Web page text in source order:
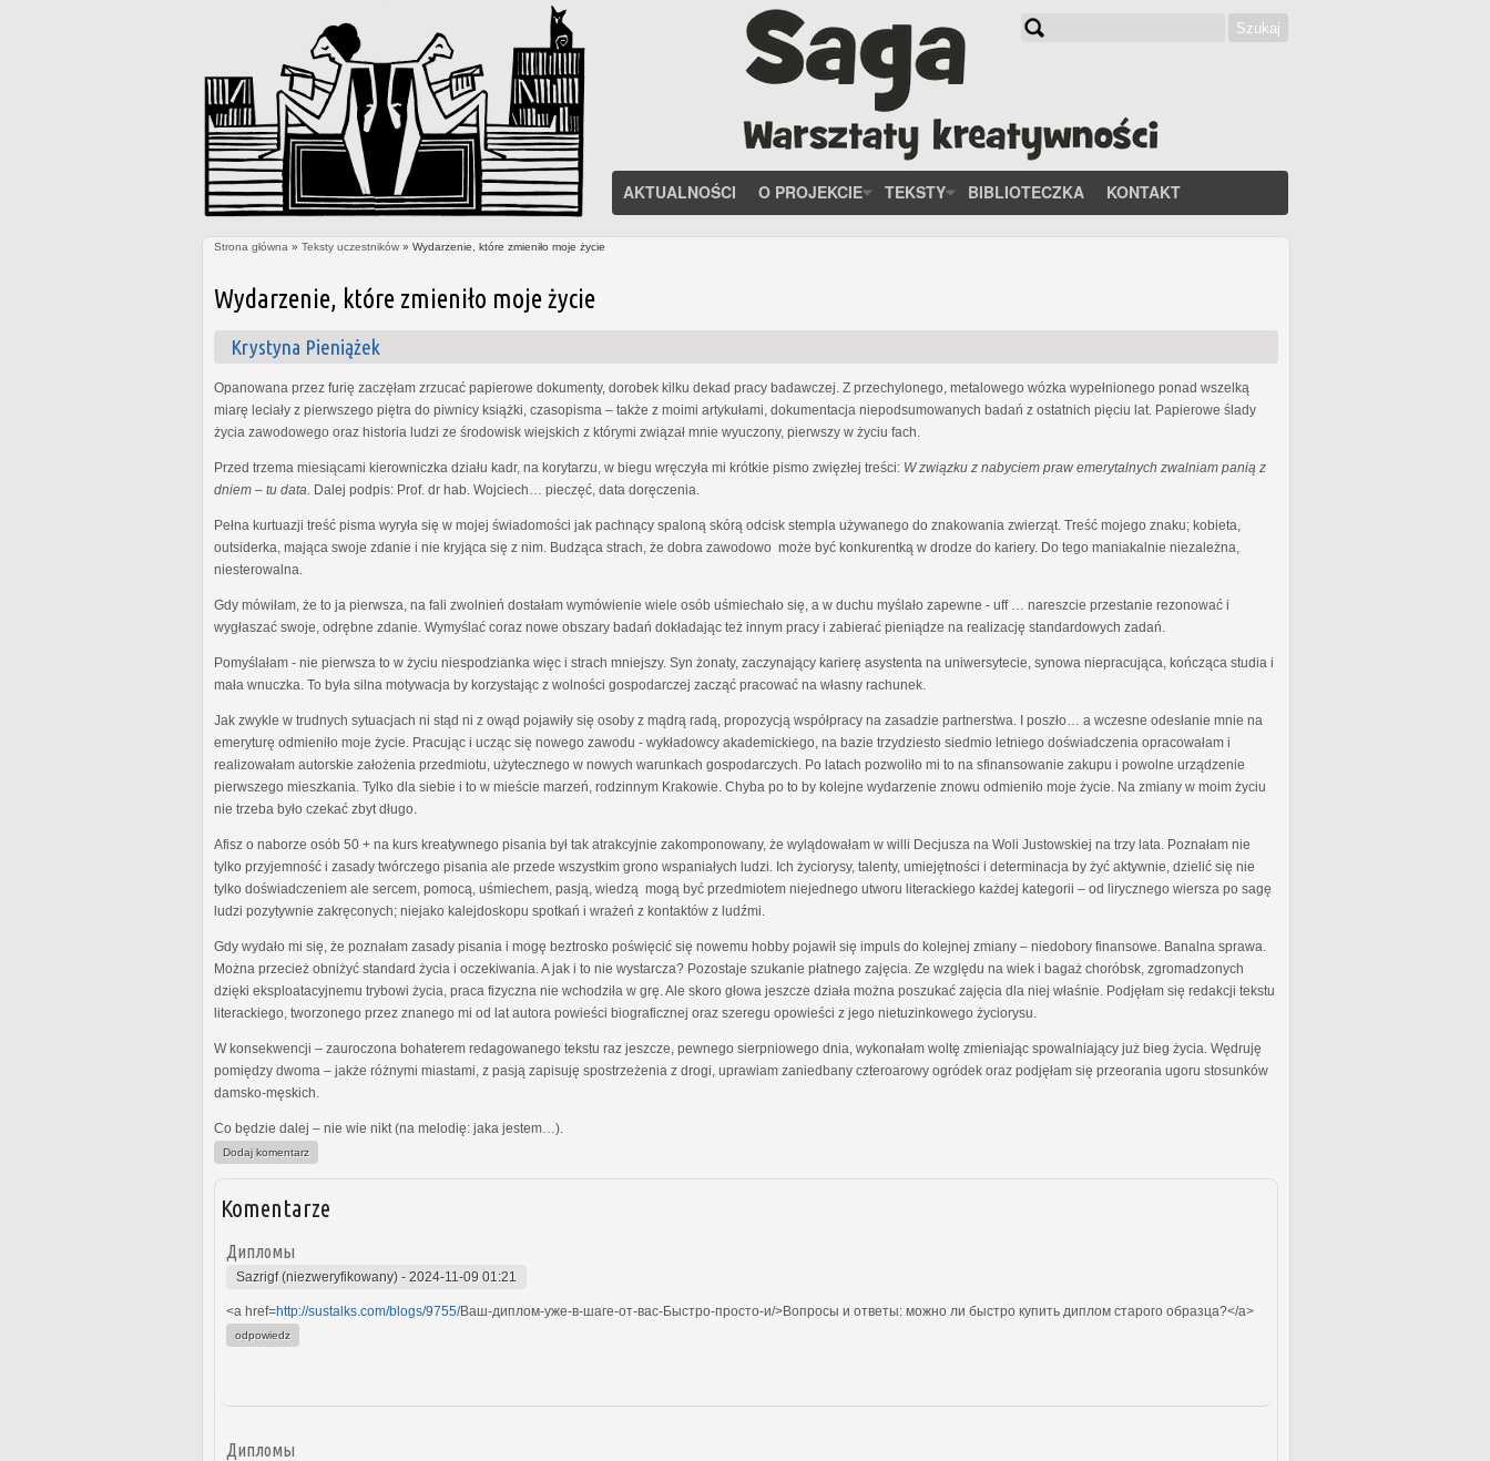
Szukaj
AKTUALNOŚCI O PROJEKCIE TEKSTY BIBLIOTECZKA KONTAKT
Strona główna » Teksty uczestników » Wydarzenie, które zmieniło moje życie
Wydarzenie, które zmieniło moje życie
Krystyna Pieniążek
Opanowana przez furię zaczęłam zrzucać papierowe dokumenty, dorobek kilku dekad pracy badawczej. Z przechylonego, metalowego wózka wypełnionego ponad wszelką
miarę leciały z pierwszego piętra do piwnicy książki, czasopisma – także z moimi artykułami, dokumentacja niepodsumowanych badań z ostatnich pięciu lat. Papierowe ślady
życia zawodowego oraz historia ludzi ze środowisk wiejskich z którymi związał mnie wyuczony, pierwszy w życiu fach.
Przed trzema miesiącami kierowniczka działu kadr, na korytarzu, w biegu wręczyła mi krótkie pismo zwięzłej treści: W związku z nabyciem praw emerytalnych zwalniam panią z
dniem – tu data. Dalej podpis: Prof. dr hab. Wojciech… pieczęć, data doręczenia.
Pełna kurtuazji treść pisma wyryła się w mojej świadomości jak pachnący spaloną skórą odcisk stempla używanego do znakowania zwierząt. Treść mojego znaku; kobieta,
outsiderka, mająca swoje zdanie i nie kryjąca się z nim. Budząca strach, że dobra zawodowo może być konkurentką w drodze do kariery. Do tego maniakalnie niezależna,
niesterowalna.
Gdy mówiłam, że to ja pierwsza, na fali zwolnień dostałam wymówienie wiele osób uśmiechało się, a w duchu myślało zapewne - uff … nareszcie przestanie rezonować i
wygłaszać swoje, odrębne zdanie. Wymyślać coraz nowe obszary badań dokładając też innym pracy i zabierać pieniądze na realizację standardowych zadań.
Pomyślałam - nie pierwsza to w życiu niespodzianka więc i strach mniejszy. Syn żonaty, zaczynający karierę asystenta na uniwersytecie, synowa niepracująca, kończąca studia i
mała wnuczka. To była silna motywacja by korzystając z wolności gospodarczej zacząć pracować na własny rachunek.
Jak zwykle w trudnych sytuacjach ni stąd ni z owąd pojawiły się osoby z mądrą radą, propozycją współpracy na zasadzie partnerstwa. I poszło… a wczesne odesłanie mnie na
emeryturę odmieniło moje życie. Pracując i ucząc się nowego zawodu - wykładowcy akademickiego, na bazie trzydziesto siedmio letniego doświadczenia opracowałam i
realizowałam autorskie założenia przedmiotu, użytecznego w nowych warunkach gospodarczych. Po latach pozwoliło mi to na sfinansowanie zakupu i powolne urządzenie
pierwszego mieszkania. Tylko dla siebie i to w mieście marzeń, rodzinnym Krakowie. Chyba po to by kolejne wydarzenie znowu odmieniło moje życie. Na zmiany w moim życiu
nie trzeba było czekać zbyt długo.
Afisz o naborze osób 50 + na kurs kreatywnego pisania był tak atrakcyjnie zakomponowany, że wylądowałam w willi Decjusza na Woli Justowskiej na trzy lata. Poznałam nie
tylko przyjemność i zasady twórczego pisania ale przede wszystkim grono wspaniałych ludzi. Ich życiorysy, talenty, umiejętności i determinacja by żyć aktywnie, dzielić się nie
tylko doświadczeniem ale sercem, pomocą, uśmiechem, pasją, wiedzą mogą być przedmiotem niejednego utworu literackiego każdej kategorii – od lirycznego wiersza po sagę
ludzi pozytywnie zakręconych; niejako kalejdoskopu spotkań i wrażeń z kontaktów z ludźmi.
Gdy wydało mi się, że poznałam zasady pisania i mogę beztrosko poświęcić się nowemu hobby pojawił się impuls do kolejnej zmiany – niedobory finansowe. Banalna sprawa.
Można przecież obniżyć standard życia i oczekiwania. A jak i to nie wystarcza? Pozostaje szukanie płatnego zajęcia. Ze względu na wiek i bagaż choróbsk, zgromadzonych
dzięki eksploatacyjnemu trybowi życia, praca fizyczna nie wchodziła w grę. Ale skoro głowa jeszcze działa można poszukać zajęcia dla niej właśnie. Podjęłam się redakcji tekstu
literackiego, tworzonego przez znanego mi od lat autora powieści biograficznej oraz szeregu opowieści z jego nietuzinkowego życiorysu.
W konsekwencji – zauroczona bohaterem redagowanego tekstu raz jeszcze, pewnego sierpniowego dnia, wykonałam woltę zmieniając spowalniający już bieg życia. Wędruję
pomiędzy dwoma – jakże różnymi miastami, z pasją zapisuję spostrzeżenia z drogi, uprawiam zaniedbany czteroarowy ogródek oraz podjęłam się przeorania ugoru stosunków
damsko-męskich.
Co będzie dalej – nie wie nikt (na melodię: jaka jestem…).
Dodaj komentarz
Komentarze
Дипломы
Sazrigf (niezweryfikowany) - 2024-11-09 01:21
<a href=http://sustalks.com/blogs/9755/Ваш-диплом-уже-в-шаге-от-вас-Быстро-просто-и/>Вопросы и ответы: можно ли быстро купить диплом старого образца?</a>
odpowiedz
Дипломы